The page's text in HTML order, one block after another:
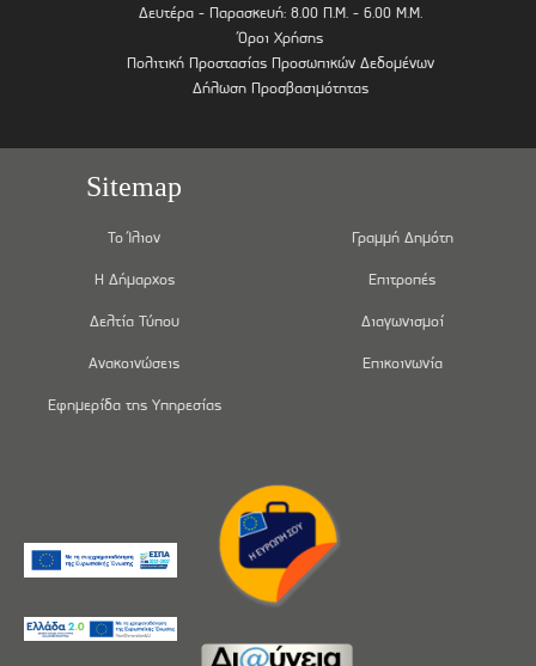
Δευτέρα - Παρασκευή: 8.00 Π.Μ. - 6.00 Μ.Μ.
Όροι Χρήσης
Πολιτική Προστασίας Προσωπικών Δεδομένων
Δήλωση Προσβασιμότητας
Sitemap
Το Ίλιον
Η Δήμαρχος
Δελτία Τύπου
Ανακοινώσεις
Εφημερίδα της Υπηρεσίας
Γραμμή Δημότη
Επιτροπές
Διαγωνισμοί
Επικοινωνία